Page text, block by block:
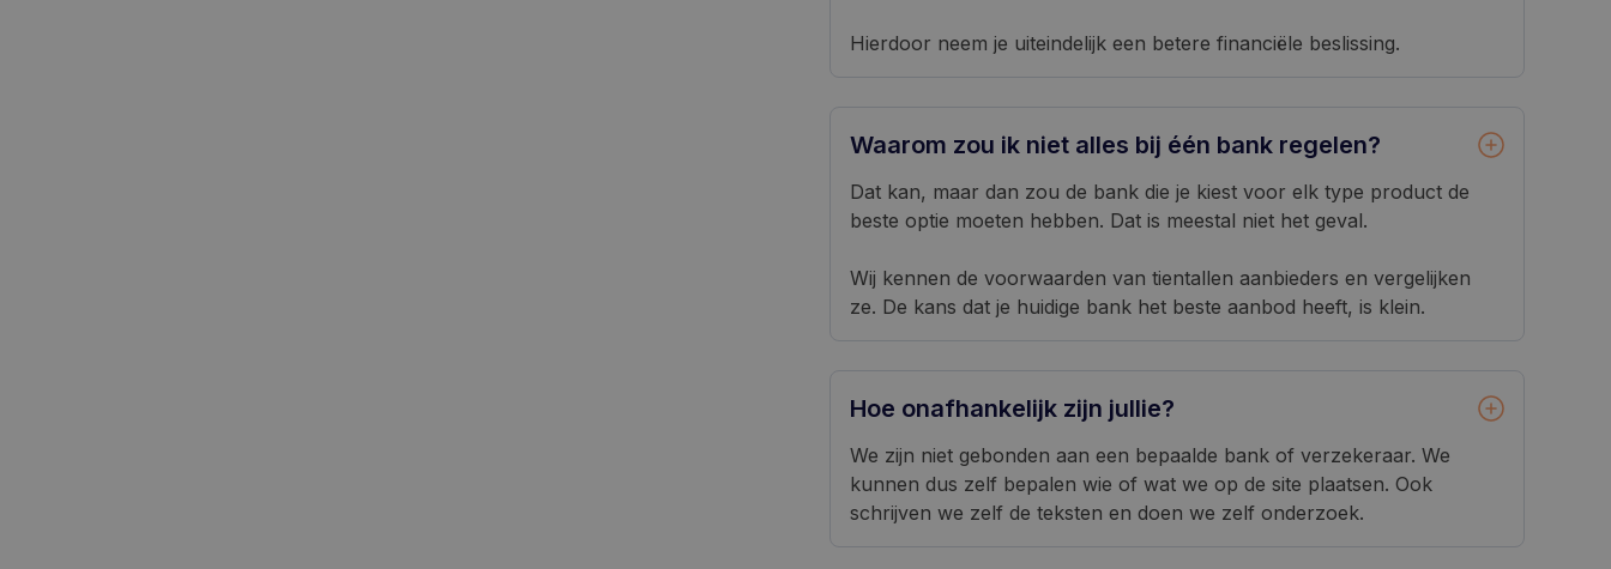
Hierdoor neem je uiteindelijk een betere financiële beslissing.
Waarom zou ik niet alles bij één bank regelen?
Dat kan, maar dan zou de bank die je kiest voor elk type product de
beste optie moeten hebben. Dat is meestal niet het geval.
Wij kennen de voorwaarden van tientallen aanbieders en vergelijken
ze. De kans dat je huidige bank het beste aanbod heeft, is klein.
Hoe onafhankelijk zijn jullie?
We zijn niet gebonden aan een bepaalde bank of verzekeraar. We
kunnen dus zelf bepalen wie of wat we op de site plaatsen. Ook
schrijven we zelf de teksten en doen we zelf onderzoek.